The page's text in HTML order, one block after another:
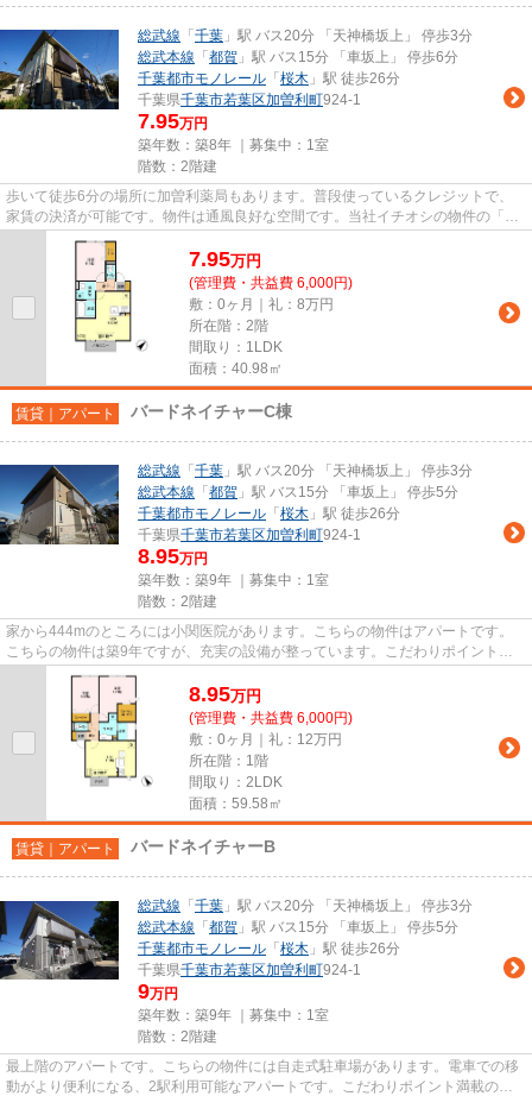
総武線 「 千葉 」駅 バス20分 「天神橋坂上」 停歩3分
総武本線 「 都賀 」駅 バス15分 「車坂上」 停歩6分
千葉都市モノレール 「 桜木 」駅 徒歩26分
千葉県千葉市若葉区加曽利町924-1
7.95万円
築年数：築8年 ｜募集中： 1室
階数：2階建
歩いて徒歩6分の場所に加曽利薬局もあります。普段使っているクレジットで、
家賃の決済が可能です。物件は通風良好な空間です。当社イチオシの物件の「バ
ードネイチャーE」。ぜひ一度...
7.95万円
(管理費・共益費 6,000円)
敷：0ヶ月｜礼：8万円
所在階：2階
間取り：1LDK
面積：40.98㎡
賃貸｜アパート バードネイチャーC棟
総武線 「 千葉 」駅 バス20分 「天神橋坂上」 停歩3分
総武本線 「 都賀 」駅 バス15分 「車坂上」 停歩5分
千葉都市モノレール 「 桜木 」駅 徒歩26分
千葉県千葉市若葉区加曽利町924-1
8.95万円
築年数：築9年 ｜募集中： 1室
階数：2階建
家から444mのところには小関医院があります。こちらの物件はアパートです。
こちらの物件は築9年ですが、充実の設備が整っています。こだわりポイント満
載のバードネイチャーC棟。気に...
8.95万円
(管理費・共益費 6,000円)
敷：0ヶ月｜礼：12万円
所在階：1階
間取り：2LDK
面積：59.58㎡
賃貸｜アパート バードネイチャーB
総武線 「 千葉 」駅 バス20分 「天神橋坂上」 停歩3分
総武本線 「 都賀 」駅 バス15分 「車坂上」 停歩5分
千葉都市モノレール 「 桜木 」駅 徒歩26分
千葉県千葉市若葉区加曽利町924-1
9万円
築年数：築9年 ｜募集中： 1室
階数：2階建
最上階のアパートです。こちらの物件には自走式駐車場があります。電車での移
動がより便利になる、2駅利用可能なアパートです。こだわりポイント満載のバ